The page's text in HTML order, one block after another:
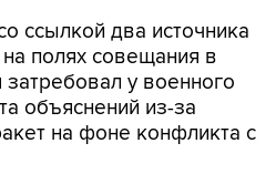
ссылкой два источника
полях совещания в
у военного
объяснений из-за
на фоне конфликта с